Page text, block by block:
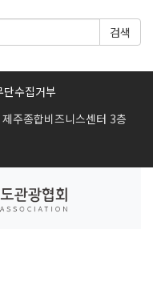
검색
단수집거부
주종합비즈니스센터 3층